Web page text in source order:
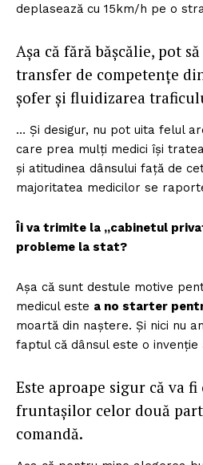
deplasează cu 15km/h pe o
Așa că fără bășcălie, pot
transfer de competențe
șofer și fluidizarea
… Și desigur, nu pot uita felul
care prea mulți medici își
și atitudinea dânsului față de
majoritatea medicilor se
Îi va trimite la „cabinetul
probleme la stat?
Așa că sunt destule motive
medicul este a no starter
moartă din naștere. Și nici nu
faptul că dânsul este o invenție
Este aproape sigur că va
fruntașilor celor două
comandă.